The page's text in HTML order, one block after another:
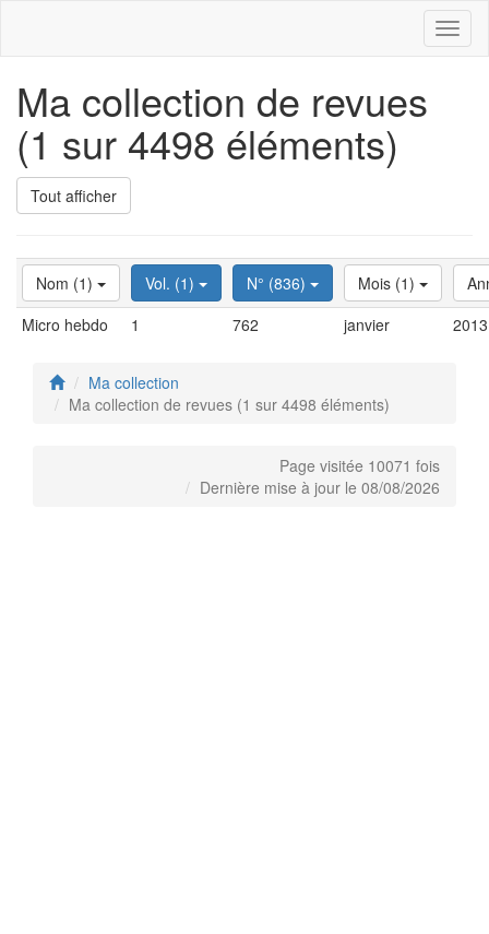
Ma collection de revues
(1 sur 4498 éléments)
Tout afficher
Nom (1) Vol. (1) N° (836) Mois (1)
Micro hebdo
1 762 janvier 2013
Ma collection
Ma collection de revues (1 sur 4498 éléments)
Page visitée 10071 fois
Dernière mise à jour le 08/08/2026